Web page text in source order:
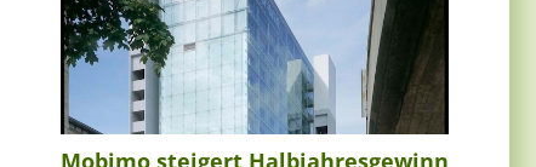
Mobimo steigert Halbjahresgewinn